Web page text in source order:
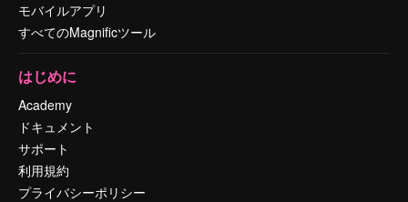
モバイルアプリ
すべてのMagnificツール
はじめに
Academy
ドキュメント
サポート
利用規約
プライバシーポリシー